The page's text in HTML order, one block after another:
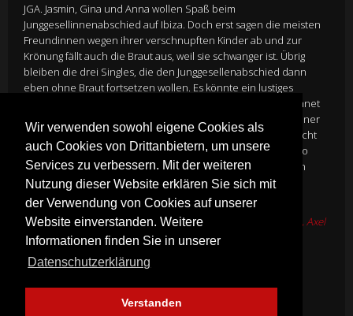
Wir verwenden sowohl eigene Cookies als
auch Cookies von Drittanbietern, um unsere
Services zu verbessern. Mit der weiteren
Nutzung dieser Website erklären Sie sich mit
der Verwendung von Cookies auf unserer
Website einverstanden. Weitere
Informationen finden Sie in unserer
Datenschutzerklärung
Verstanden
JGA. Jasmin, Gina und Anna wollen Spaß beim
Junggesellinnenabschied auf Ibiza. Doch erst sagen die meisten
Freundinnen wegen ihrer verschnupften Kinder ab und zur
Krönung fällt auch die Braut aus, weil sie schwanger ist. Übrig
bleiben die drei Singles, die den Junggesellenabschied dann
eben ohne Braut fortsetzen wollen. Es könnte ein lustiges
Wochenende werden, würden sie auf Ibiza nicht ausgerechnet
in die Arme von Jasmins nie vergessenem Ex-Freund und seiner
Entourage laufen, die ebenfalls einen JGA feiern. Um sich nicht
die Blöße zu geben, gibt Jasmin sich als künftige Braut aus. So
nehmen die Wirrungen ihren Lauf und Jasmins Reise zu sich
selbst beginnt.
DirectorAlireza Golafshan
CastLuise Heyer, Taneshia Abt, Teresa Rizos, Dimitrij Schaad, Axel
Stein, Trystan Pütter, Arnel Taci, Julia Hartmann
Genre:Komödie
Mehr Infos